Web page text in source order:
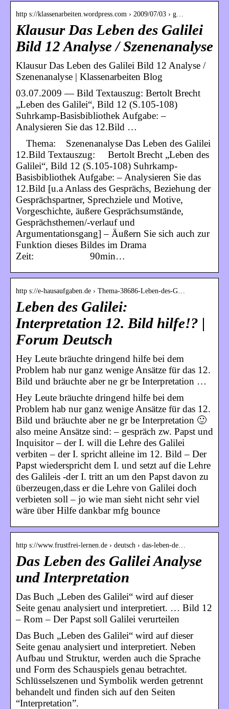
http s://klassenarbeiten.wordpress.com › 2009/07/03 › g…
Klausur Das Leben des Galilei
Bild 12 Analyse / Szenenanalyse
Klausur Das Leben des Galilei Bild 12 Analyse /
Szenenanalyse | Klassenarbeiten Blog
03.07.2009 — Bild Textauszug: Bertolt Brecht
„Leben des Galilei“, Bild 12 (S.105-108)
Suhrkamp-Basisbibliothek Aufgabe: –
Analysieren Sie das 12.Bild …
Thema: Szenenanalyse Das Leben des Galilei
12.Bild Textauszug: Bertolt Brecht „Leben des
Galilei“, Bild 12 (S.105-108) Suhrkamp-
Basisbibliothek Aufgabe: – Analysieren Sie das
12.Bild [u.a Anlass des Gesprächs, Beziehung der
Gesprächspartner, Sprechziele und Motive,
Vorgeschichte, äußere Gesprächsumstände,
Gesprächsthemen/-verlauf und
Argumentationsgang] – Äußern Sie sich auch zur
Funktion dieses Bildes im Drama
Zeit: 90min…
http s://e-hausaufgaben.de › Thema-38686-Leben-des-G…
Leben des Galilei:
Interpretation 12. Bild hilfe!? |
Forum Deutsch
Hey Leute bräuchte dringend hilfe bei dem
Problem hab nur ganz wenige Ansätze für das 12.
Bild und bräuchte aber ne gr be Interpretation …
Hey Leute bräuchte dringend hilfe bei dem
Problem hab nur ganz wenige Ansätze für das 12.
Bild und bräuchte aber ne gr be Interpretation 🙂
also meine Ansätze sind: – gespräch zw. Papst und
Inquisitor – der I. will die Lehre des Galilei
verbiten – der I. spricht alleine im 12. Bild – Der
Papst wiederspricht dem I. und setzt auf die Lehre
des Galileis -der I. tritt an um den Papst davon zu
überzeugen,dass er die Lehre von Galilei doch
verbieten soll – jo wie man sieht nicht sehr viel
wäre über Hilfe dankbar mfg bounce
http s://www.frustfrei-lernen.de › deutsch › das-leben-de…
Das Leben des Galilei Analyse
und Interpretation
Das Buch „Leben des Galilei“ wird auf dieser
Seite genau analysiert und interpretiert. … Bild 12
– Rom – Der Papst soll Galilei verurteilen
Das Buch „Leben des Galilei“ wird auf dieser
Seite genau analysiert und interpretiert. Neben
Aufbau und Struktur, werden auch die Sprache
und Form des Schauspiels genau betrachtet.
Schlüsselszenen und Symbolik werden getrennt
behandelt und finden sich auf den Seiten
“Interpretation”.